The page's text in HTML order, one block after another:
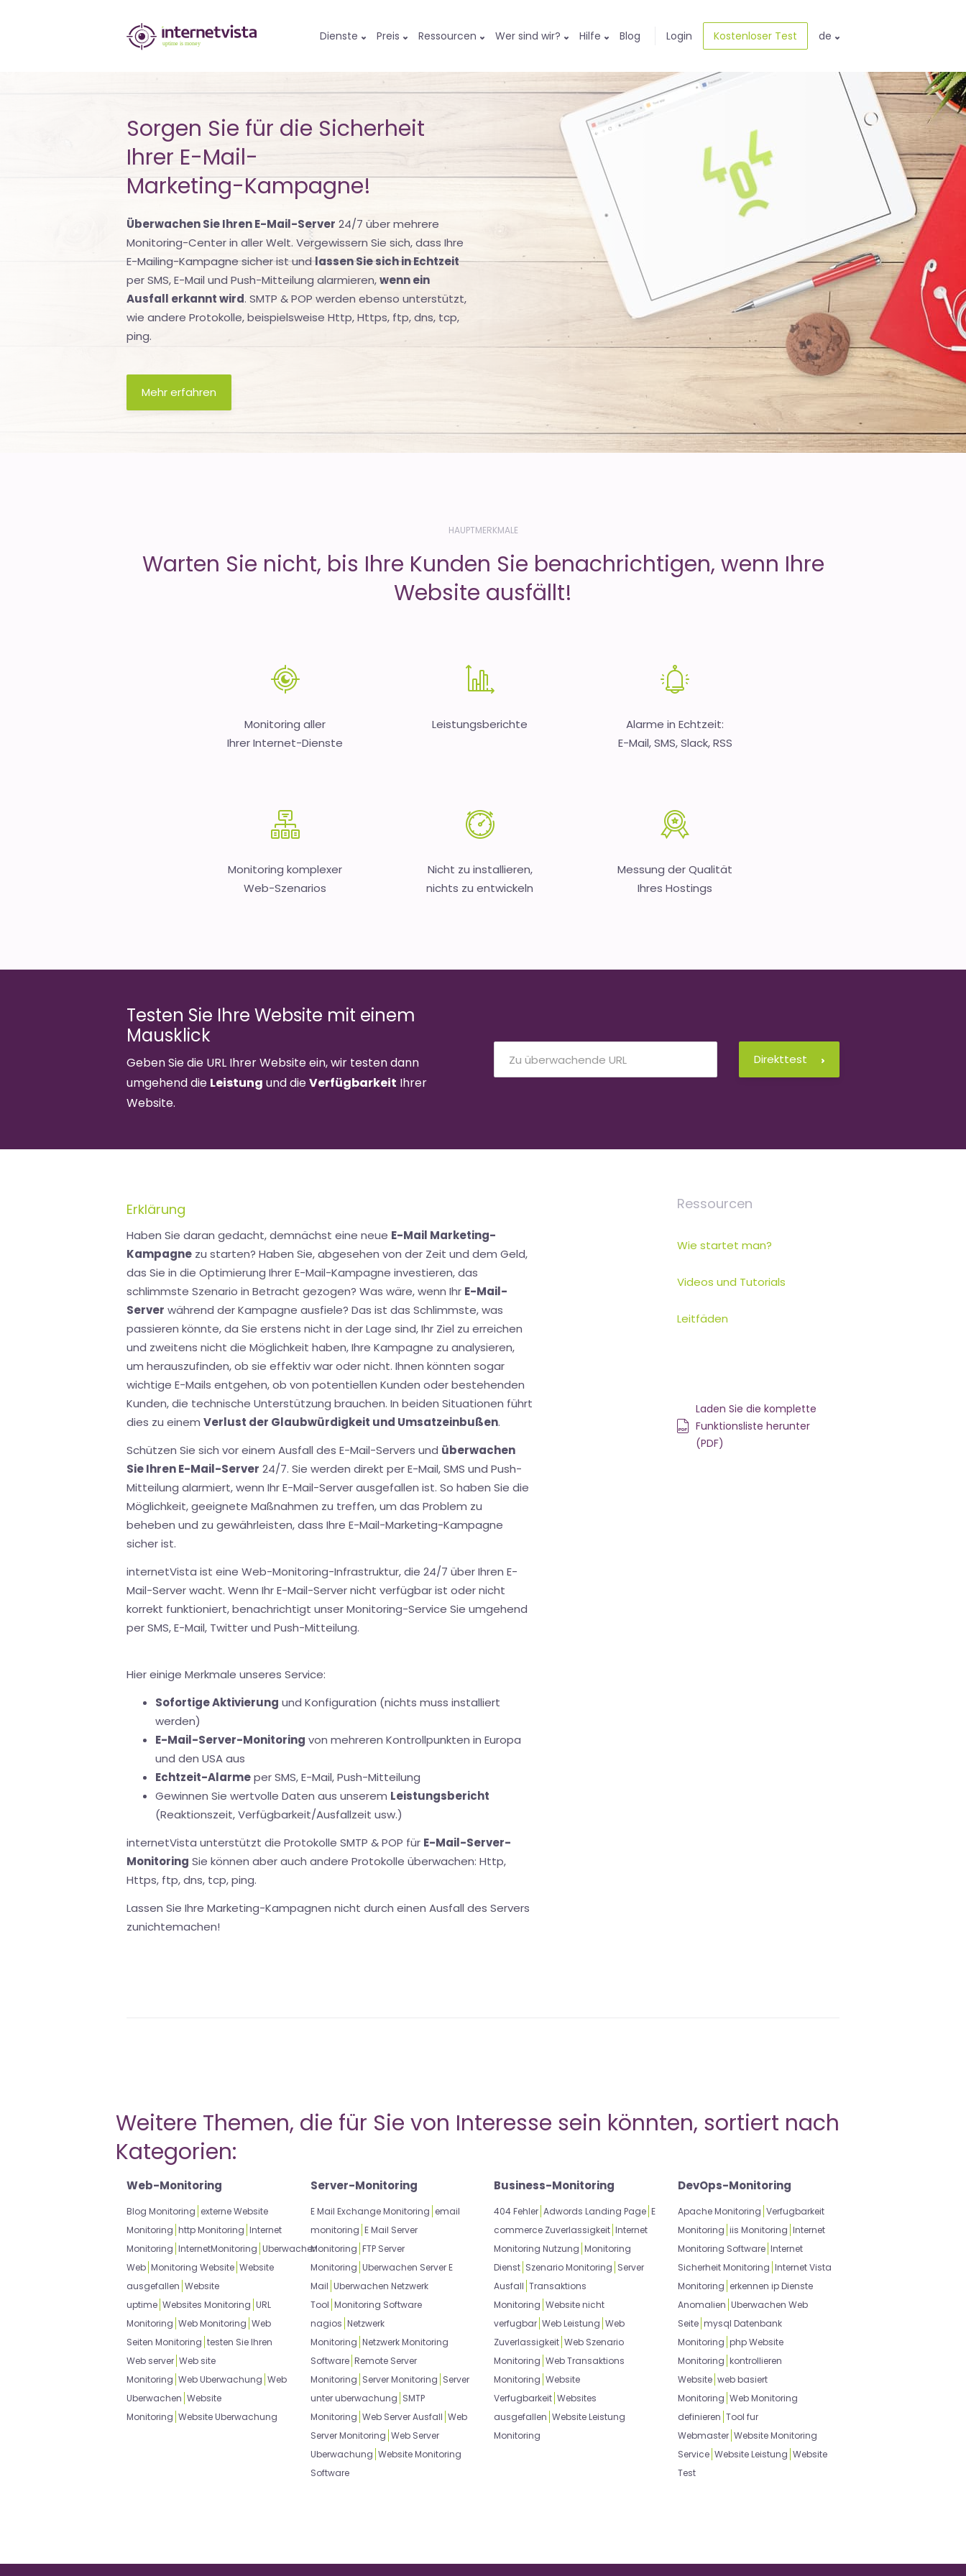
internetvista
Überwachung
von
Websites
Internet-
Diensten
-
Uptime
is
Money
Dienste Preis Ressourcen Wer sind wir? Hilfe Blog Login Kostenloser Test de
Sorgen Sie für die Sicherheit
Ihrer E-Mail-
Marketing-Kampagne!
Überwachen Sie Ihren E-Mail-Server 24/7 über mehrere
Monitoring-Center in aller Welt. Vergewissern Sie sich, dass Ihre
E-Mailing-Kampagne sicher ist undlassen Sie sich in Echtzeit
per SMS, E-Mail und Push-Mitteilung alarmieren,wenn ein
Ausfall erkannt wird. SMTP & POP werden ebenso unterstützt,
wie andere Protokolle, beispielsweise Http, Https, ftp, dns, tcp,
ping.
Mehr erfahren
HAUPTMERKMALE
Warten Sie nicht, bis Ihre Kunden Sie benachrichtigen, wenn Ihre
Website ausfällt!
Monitoring aller
Ihrer Internet-Dienste
Leistungsberichte
Alarme in Echtzeit:
E-Mail, SMS, Slack, RSS
Monitoring komplexer
Web-Szenarios
Nicht zu installieren,
nichts zu entwickeln
Messung der Qualität
Ihres Hostings
Testen Sie Ihre Website mit einem
Mausklick
Geben Sie die URL Ihrer Website ein, wir testen dann
umgehend die Leistung und dieVerfügbarkeit Ihrer
Website.
Direkttest
Erklärung
Haben Sie daran gedacht, demnächst eine neue E-Mail Marketing-
Kampagne zu starten? Haben Sie, abgesehen von der Zeit und dem Geld,
das Sie in die Optimierung Ihrer E-Mail-Kampagne investieren, das
schlimmste Szenario in Betracht gezogen? Was wäre, wenn Ihr E-Mail-
Server während der Kampagne ausfiele? Das ist das Schlimmste, was
passieren könnte, da Sie erstens nicht in der Lage sind, Ihr Ziel zu erreichen
und zweitens nicht die Möglichkeit haben, Ihre Kampagne zu analysieren,
um herauszufinden, ob sie effektiv war oder nicht. Ihnen könnten sogar
wichtige E-Mails entgehen, ob von potentiellen Kunden oder bestehenden
Kunden, die technische Unterstützung brauchen. In beiden Situationen führt
dies zu einem Verlust der Glaubwürdigkeit und Umsatzeinbußen.
Schützen Sie sich vor einem Ausfall des E-Mail-Servers und überwachen
Sie Ihren E-Mail-Server 24/7. Sie werden direkt per E-Mail, SMS und Push-
Mitteilung alarmiert, wenn Ihr E-Mail-Server ausgefallen ist. So haben Sie die
Möglichkeit, geeignete Maßnahmen zu treffen, um das Problem zu
beheben und zu gewährleisten, dass Ihre E-Mail-Marketing-Kampagne
sicher ist.
internetVista ist eine Web-Monitoring-Infrastruktur, die 24/7 über Ihren E-
Mail-Server wacht. Wenn Ihr E-Mail-Server nicht verfügbar ist oder nicht
korrekt funktioniert, benachrichtigt unser Monitoring-Service Sie umgehend
per SMS, E-Mail, Twitter und Push-Mitteilung.
Hier einige Merkmale unseres Service:
Sofortige Aktivierung und Konfiguration (nichts muss installiert
werden)
E-Mail-Server-Monitoring von mehreren Kontrollpunkten in Europa
und den USA aus
Echtzeit-Alarmeper SMS, E-Mail, Push-Mitteilung
Gewinnen Sie wertvolle Daten aus unserem Leistungsbericht
(Reaktionszeit, Verfügbarkeit/Ausfallzeit usw.)
internetVista unterstützt die Protokolle SMTP & POP für E-Mail-Server-
Monitoring Sie können aber auch andere Protokolle überwachen: Http,
Https, ftp, dns, tcp, ping.
Lassen Sie Ihre Marketing-Kampagnen nicht durch einen Ausfall des Servers
zunichtemachen!
Ressourcen
Wie startet man?
Videos und Tutorials
Leitfäden
Laden Sie die komplette
Funktionsliste herunter
(PDF)
Weitere Themen, die für Sie von Interesse sein könnten, sortiert nach
Kategorien:
Web-Monitoring
Blog Monitoring externe Website
Monitoring http Monitoring Internet
Monitoring InternetMonitoring Uberwachen
Web Monitoring Website Website
ausgefallen Website
uptime Websites Monitoring URL
Monitoring Web Monitoring Web
Seiten Monitoring testen Sie Ihren
Web server Web site
Monitoring Web Uberwachung Web
Uberwachen Website
Monitoring Website Uberwachung
Server-Monitoring
E Mail Exchange Monitoring email
monitoring E Mail Server
Monitoring FTP Server
Monitoring Uberwachen Server E
Mail Uberwachen Netzwerk
Tool Monitoring Software
nagios Netzwerk
Monitoring Netzwerk Monitoring
Software Remote Server
Monitoring Server Monitoring Server
unter uberwachung SMTP
Monitoring Web Server Ausfall Web
Server Monitoring Web Server
Uberwachung Website Monitoring
Software
Business-Monitoring
404 Fehler Adwords Landing Page E
commerce Zuverlassigkeit Internet
Monitoring Nutzung Monitoring
Dienst Szenario Monitoring Server
Ausfall Transaktions
Monitoring Website nicht
verfugbar Web Leistung Web
Zuverlassigkeit Web Szenario
Monitoring Web Transaktions
Monitoring Website
Verfugbarkeit Websites
ausgefallen Website Leistung
Monitoring
DevOps-Monitoring
Apache Monitoring Verfugbarkeit
Monitoring iis Monitoring Internet
Monitoring Software Internet
Sicherheit Monitoring Internet Vista
Monitoring erkennen ip Dienste
Anomalien Uberwachen Web
Seite mysql Datenbank
Monitoring php Website
Monitoring kontrollieren
Website web basiert
Monitoring Web Monitoring
definieren Tool fur
Webmaster Website Monitoring
Service Website Leistung Website
Test